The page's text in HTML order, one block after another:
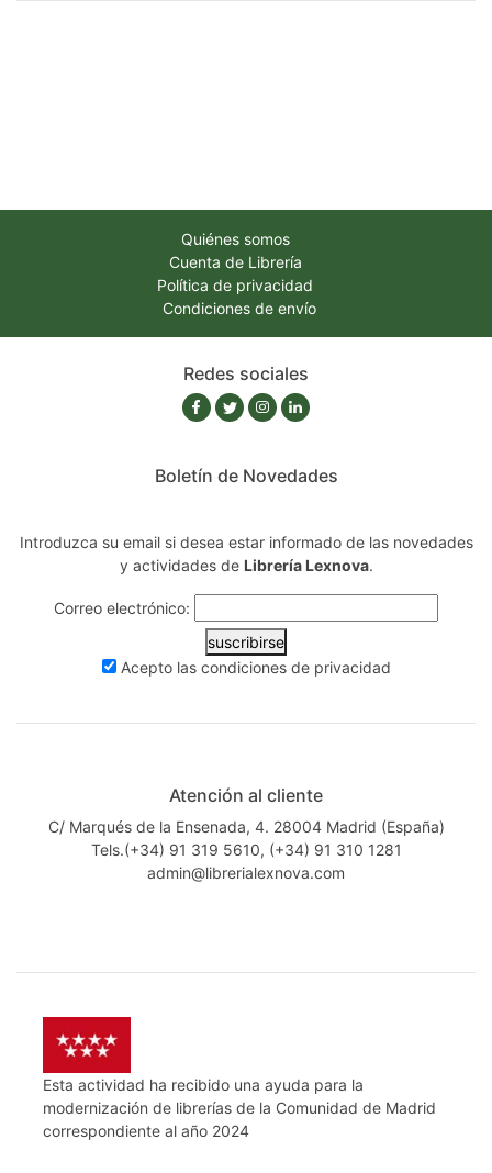
Quiénes somos
Cuenta de Librería
Política de privacidad
Condiciones de envío
Redes sociales
Boletín de Novedades
Introduzca su email si desea estar informado de las novedades
y actividades de Librería Lexnova.
Correo electrónico:
suscribirse
Acepto las condiciones de privacidad
Atención al cliente
C/ Marqués de la Ensenada, 4. 28004 Madrid (España)
Tels.(+34) 91 319 5610, (+34) 91 310 1281
admin@librerialexnova.com
Esta actividad ha recibido una ayuda para la
modernización de librerías de la Comunidad de Madrid
correspondiente al año 2024